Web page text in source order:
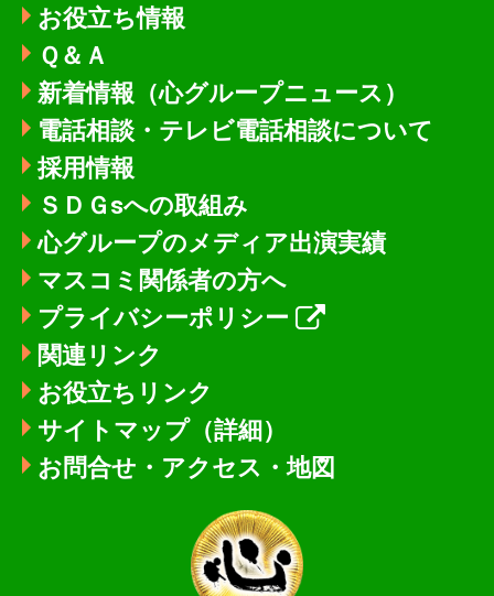
お役立ち情報
Ｑ＆Ａ
新着情報 （心グループニュース）
電話相談・テレビ電話相談について
採用情報
ＳＤＧsへの取組み
心グループのメディア出演実績
マスコミ関係者の方へ
プライバシーポリシー
関連リンク
お役立ちリンク
サイトマップ（詳細）
お問合せ・アクセス・地図